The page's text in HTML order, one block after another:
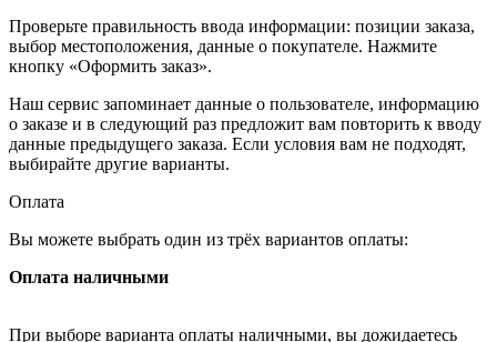
Проверьте правильность ввода информации: позиции заказа,
выбор местоположения, данные о покупателе. Нажмите
кнопку «Оформить заказ».
Наш сервис запоминает данные о пользователе, информацию
о заказе и в следующий раз предложит вам повторить к вводу
данные предыдущего заказа. Если условия вам не подходят,
выбирайте другие варианты.
Оплата
Вы можете выбрать один из трёх вариантов оплаты:
Оплата наличными
При выборе варианта оплаты наличными, вы дожидаетесь